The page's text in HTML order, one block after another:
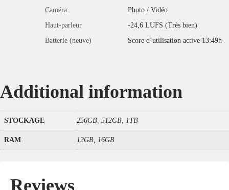
Caméra
Photo / Vidéo
Haut-parleur
-24,6 LUFS (Très bien)
Batterie (neuve)
Score d’utilisation active 13:49h
Additional information
STOCKAGE 256GB, 512GB, 1TB
RAM 12GB, 16GB
Reviews